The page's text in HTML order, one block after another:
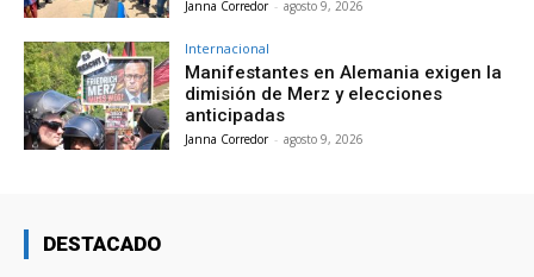
Janna Corredor - agosto 9, 2026
Internacional
Manifestantes en Alemania exigen la
dimisión de Merz y elecciones
anticipadas
Janna Corredor - agosto 9, 2026
DESTACADO